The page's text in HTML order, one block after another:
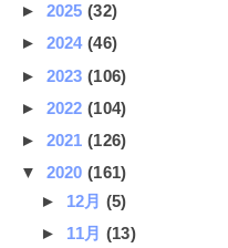
► 2025(32)
► 2024(46)
► 2023(106)
► 2022(104)
► 2021(126)
▼ 2020(161)
► 12月 (5)
► 11月 (13)